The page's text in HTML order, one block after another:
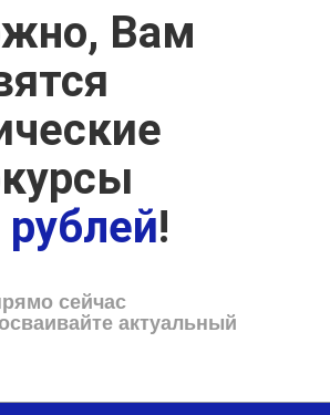
Вам
!
сейчас
актуальный